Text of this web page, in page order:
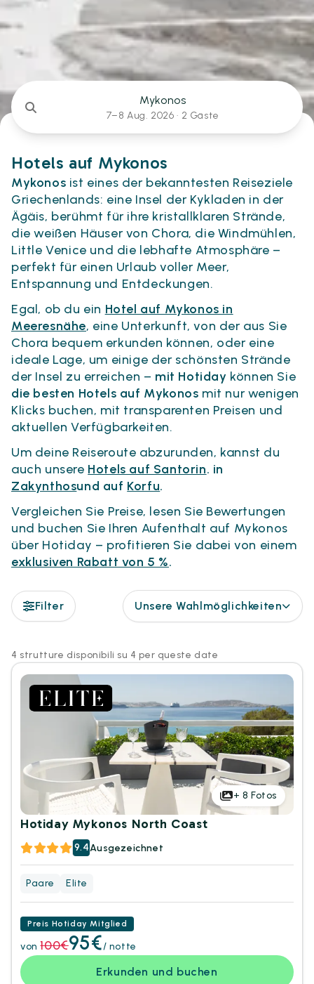
Mykonos
7–8 Aug. 2026 · 2 Gäste
Hotels auf Mykonos
Mykonos ist eines der bekanntesten Reiseziele
Griechenlands: eine Insel der Kykladen in der
Ägäis, berühmt für ihre kristallklaren Strände,
die weißen Häuser von Chora, die Windmühlen,
Little Venice und die lebhafte Atmosphäre –
perfekt für einen Urlaub voller Meer,
Entspannung und Entdeckungen.
Egal, ob du ein Hotel auf Mykonos in
Meeresnähe, eine Unterkunft, von der aus Sie
Chora bequem erkunden können, oder eine
ideale Lage, um einige der schönsten Strände
der Insel zu erreichen – mit Hotiday können Sie
die besten Hotels auf Mykonos mit nur wenigen
Klicks buchen, mit transparenten Preisen und
aktuellen Verfügbarkeiten.
Um deine Reiseroute abzurunden, kannst du
auch unsere Hotels auf Santorin. in
Zakynthosund auf Korfu.
Vergleichen Sie Preise, lesen Sie Bewertungen
und buchen Sie Ihren Aufenthalt auf Mykonos
über Hotiday – profitieren Sie dabei von einem
exklusiven Rabatt von 5 %.
Filter Unsere Wahlmöglichkeiten
4 strutture disponibili su 4 per queste date
+ 8 Fotos
Hotiday Mykonos North Coast
9.4Ausgezeichnet
Paare Elite
Preis Hotiday Mitglied
von 100€95€/ notte
Erkunden und buchen